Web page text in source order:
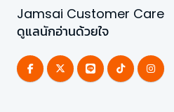
Jamsai Customer Care
ดูแลนักอ่านด้วยใจ